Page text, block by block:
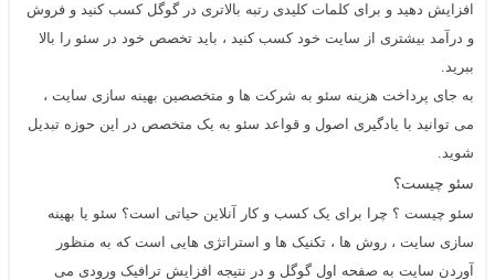
افزایش دهید و برای کلمات کلیدی رتبه بالاتری در گوگل کسب کنید و فروش
و درآمد بیشتری از سایت خود کسب کنید ، باید تخصص خود در سئو را بالا
ببرید.
به جای پرداخت هزینه سئو به شرکت ها و متخصصین بهینه سازی سایت ،
می توانید با یادگیری اصول و قواعد سئو به یک متخصص در این حوزه تبدیل
شوید.
سئو چیست؟
سئو چیست ؟ چرا برای یک کسب و کار آنلاین حیاتی است؟ سئو یا بهینه
سازی سایت ، روش ها ، تکنیک ها و استراتژی هایی است که به منظور
آوردن سایت به صفحه اول گوگل و در نتیجه افزایش ترافیک ورودی می